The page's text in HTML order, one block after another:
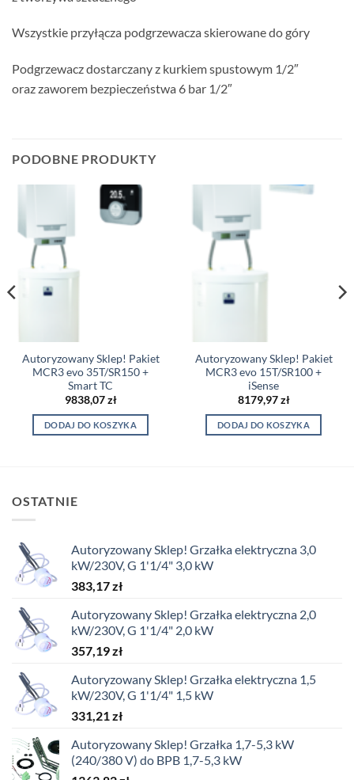
Wszystkie przyłącza podgrzewacza skierowane do góry
Podgrzewacz dostarczany z kurkiem spustowym 1/2″
oraz zaworem bezpieczeństwa 6 bar 1/2″
PODOBNE PRODUKTY
Autoryzowany Sklep! Pakiet
MCR3 evo 35T/SR150 +
Smart TC
9838,07zł
DODAJ DO KOSZYKA
Autoryzowany Sklep! Pakiet
MCR3 evo 15T/SR100 +
iSense
8179,97zł
DODAJ DO KOSZYKA
OSTATNIE
Autoryzowany Sklep! Grzałka elektryczna 3,0
kW/230V, G 1'1/4" 3,0 kW
383,17zł
Autoryzowany Sklep! Grzałka elektryczna 2,0
kW/230V, G 1'1/4" 2,0 kW
357,19zł
Autoryzowany Sklep! Grzałka elektryczna 1,5
kW/230V, G 1'1/4" 1,5 kW
331,21zł
Autoryzowany Sklep! Grzałka 1,7-5,3 kW
(240/380 V) do BPB 1,7-5,3 kW